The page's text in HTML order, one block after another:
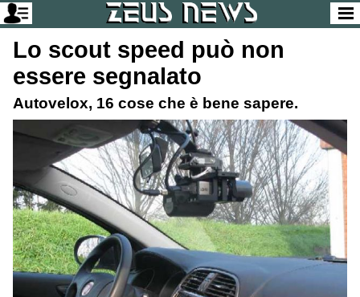
Lo scout speed può non
essere segnalato
Autovelox, 16 cose che è bene sapere.
Vai alla versione desktop